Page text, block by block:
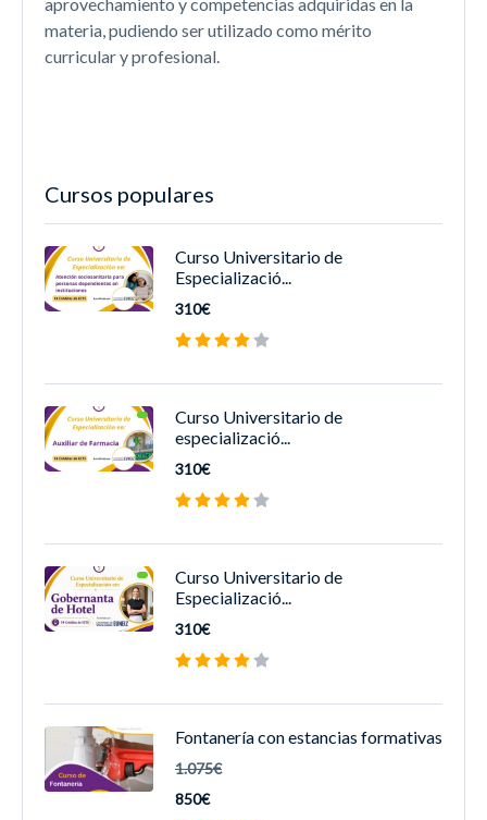
materia, pudiendo ser utilizado como mérito
curricular y profesional.
Cursos populares
Curso Universitario de
Especializació...
310€
Curso Universitario de
especializació...
310€
Curso Universitario de
Especializació...
310€
Fontanería con estancias formativas
1.075€
850€